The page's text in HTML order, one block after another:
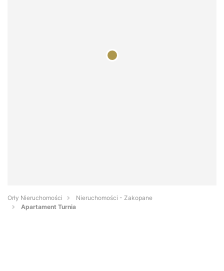
Orły Nieruchomości
Nieruchomości - Zakopane
Apartament Turnia